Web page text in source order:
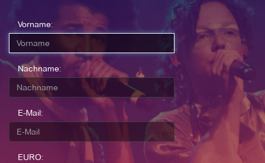
Vorname:
Nachname:
E-Mail:
EURO: